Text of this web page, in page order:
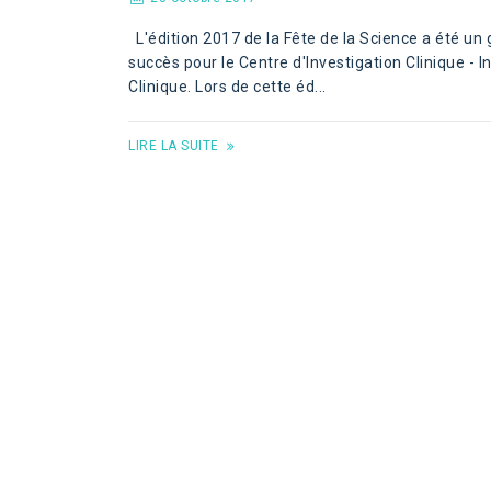
L'édition 2017 de la Fête de la Science a été un
succès pour le Centre d'Investigation Clinique -
Clinique. Lors de cette éd...
LIRE LA SUITE